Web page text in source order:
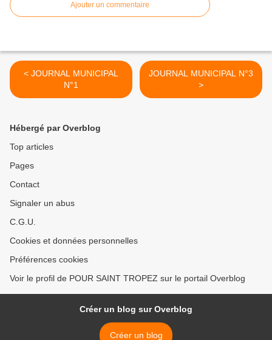
Ajouter un commentaire
< JOURNAL MUNICIPAL
N°1
JOURNAL MUNICIPAL N°3
>
Hébergé par Overblog
Top articles
Pages
Contact
Signaler un abus
C.G.U.
Cookies et données personnelles
Préférences cookies
Voir le profil de POUR SAINT TROPEZ sur le portail Overblog
Créer un blog sur Overblog
Créer un blog